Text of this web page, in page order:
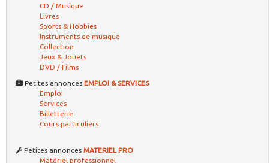
CD / Musique
Livres
Sports & Hobbies
Instruments de musique
Collection
Jeux & Jouets
DVD / Films
Petites annonces EMPLOI & SERVICES
Emploi
Services
Billetterie
Cours particuliers
Petites annonces MATERIEL PRO
Matériel professionnel